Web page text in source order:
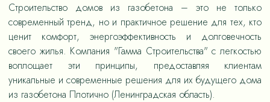
Строительство домов из газобетона – это не только
современный тренд, но и практичное решение для тех, кто
ценит комфорт, энергоэффективность и долговечность
своего жилья. Компания "Гамма Строительства" с легкостью
воплощает эти принципы, предоставляя клиентам
уникальные и современные решения для их будущего дома
из газобетона Плотично (Ленинградская область).